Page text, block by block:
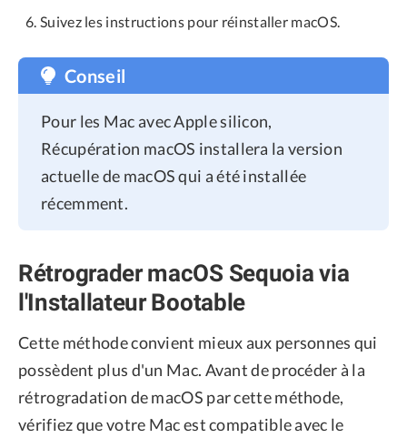
Suivez les instructions pour réinstaller macOS.
Conseil
Pour les Mac avec Apple silicon,
Récupération macOS installera la version
actuelle de macOS qui a été installée
récemment.
Rétrograder macOS Sequoia via
l'Installateur Bootable
Cette méthode convient mieux aux personnes qui
possèdent plus d'un Mac. Avant de procéder à la
rétrogradation de macOS par cette méthode,
vérifiez que votre Mac est compatible avec le